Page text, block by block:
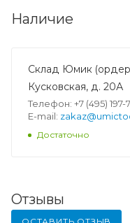
Наличие
Склад Юмик
Кусковская, д. 20А
Телефон: +7 (495) 197-
E-mail:
Достаточно
Отзывы